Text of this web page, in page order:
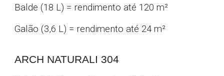
Balde (18 L) = rendimento até 120 m²
Galão (3,6 L) = rendimento até 24 m²
ARCH NATURALI 304